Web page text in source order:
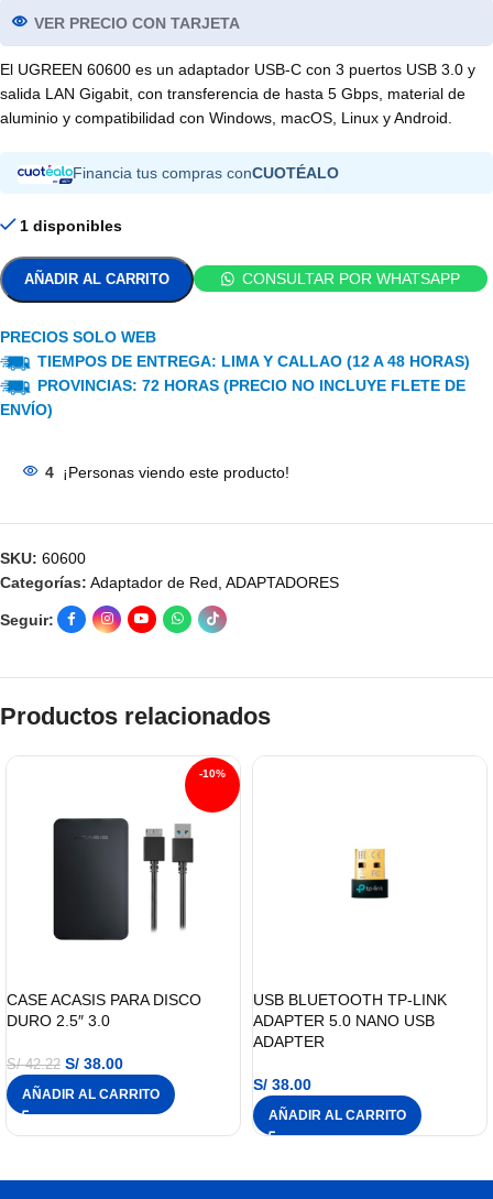
VER PRECIO CON TARJETA
El UGREEN 60600 es un adaptador USB-C con 3 puertos USB 3.0 y
salida LAN Gigabit, con transferencia de hasta 5 Gbps, material de
aluminio y compatibilidad con Windows, macOS, Linux y Android.
Financia tus compras conCUOTÉALO
1 disponibles
AÑADIR AL CARRITO CONSULTAR POR WHATSAPP
PRECIOS SOLO WEB
TIEMPOS DE ENTREGA: LIMA Y CALLAO (12 A 48 HORAS)
PROVINCIAS: 72 HORAS (PRECIO NO INCLUYE FLETE DE
ENVÍO)
4 ¡Personas viendo este producto!
SKU: 60600
Categorías: Adaptador de Red, ADAPTADORES
Seguir:
Productos relacionados
-10%
CASE ACASIS PARA DISCO
DURO 2.5″ 3.0
S/42.22 S/ 38.00
AÑADIR AL CARRITO
USB BLUETOOTH TP-LINK
ADAPTER 5.0 NANO USB
ADAPTER
S/ 38.00
AÑADIR AL CARRITO